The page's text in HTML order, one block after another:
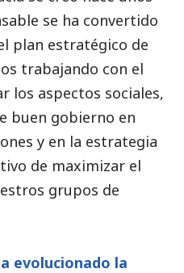
se ha convertido
plan estratégico de
trabajando con el
los aspectos sociales,
buen gobierno en
y en la estrategia
de maximizar el
grupos de
evolucionado la